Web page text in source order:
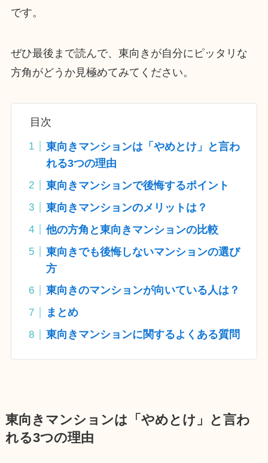
です。
ぜひ最後まで読んで、東向きが自分にピッタリな
方角がどうか見極めてみてください。
目次
東向きマンションは「やめとけ」と言わ
れる3つの理由
東向きマンションで後悔するポイント
東向きマンションのメリットは？
他の方角と東向きマンションの比較
東向きでも後悔しないマンションの選び
方
東向きのマンションが向いている人は？
まとめ
東向きマンションに関するよくある質問
東向きマンションは「やめとけ」と言わ
れる3つの理由